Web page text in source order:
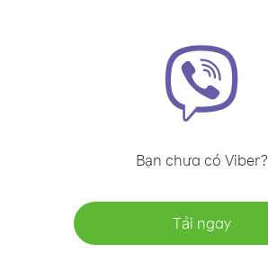
Bạn chưa có Viber?
Tải ngay